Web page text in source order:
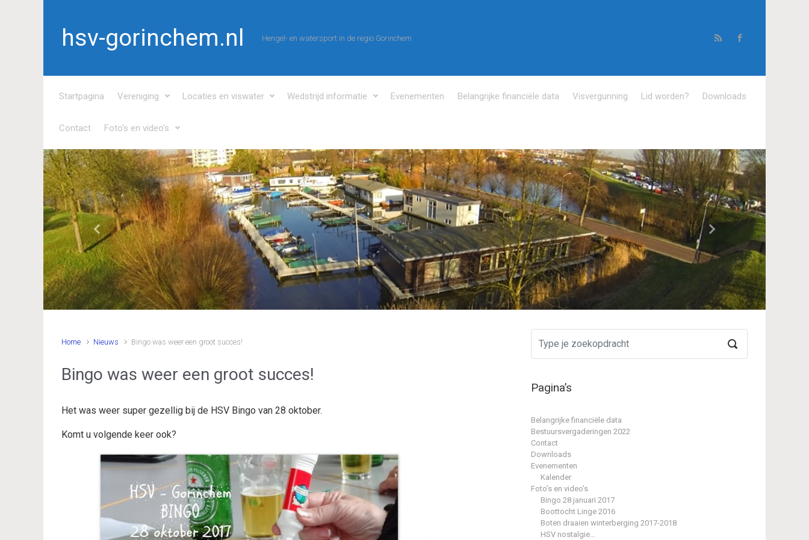
hsv-gorinchem.nl Hengel- en watersport in de regio Gorinchem
Startpagina Vereniging Locaties en viswater Wedstrijd informatie Evenementen Belangrijke financiële data Visvergunning Lid worden? Downloads
Contact Foto’s en video’s
Vorige Volgende
Home Nieuws Bingo was weer een groot succes!
Bingo was weer een groot succes!
Het was weer super gezellig bij de HSV Bingo van 28 oktober.
Komt u volgende keer ook?
Pagina’s
Belangrijke financiële data
Bestuursvergaderingen 2022
Contact
Downloads
Evenementen
Kalender
Foto’s en video’s
Bingo 28 januari 2017
Boottocht Linge 2016
Boten draaien winterberging 2017-2018
HSV nostalgie…